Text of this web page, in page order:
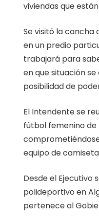
viviendas que
Se visitó la
en un predio
trabajará para
en que situación
posibilidad de
El Intendente se
fútbol femenino de
equipo de
Desde el Ejecutivo
polideportivo en
pertenece al